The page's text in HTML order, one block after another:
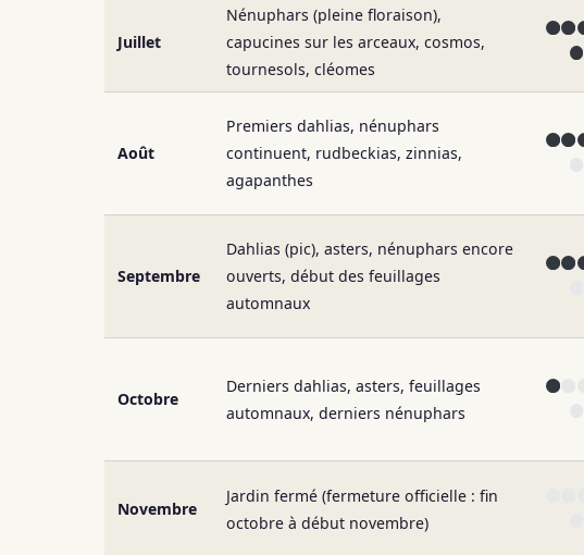
Juillet
Nénuphars (pleine floraison),
capucines sur les arceaux, cosmos,
tournesols, cléomes
Août
Premiers dahlias, nénuphars
continuent, rudbeckias, zinnias,
agapanthes
Septembre
Dahlias (pic), asters, nénuphars encore
ouverts, début des feuillages
automnaux
Octobre
Derniers dahlias, asters, feuillages
automnaux, derniers nénuphars
Novembre
Jardin fermé (fermeture officielle : fin
octobre à début novembre)